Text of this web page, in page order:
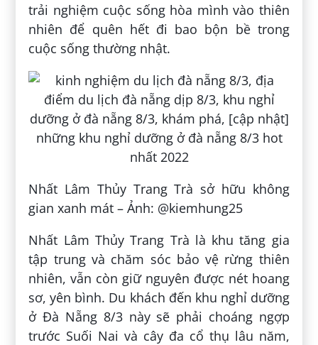
trải nghiệm cuộc sống hòa mình vào thiên
nhiên để quên hết đi bao bộn bề trong
cuộc sống thường nhật.
Nhất Lâm Thủy Trang Trà sở hữu không
gian xanh mát – Ảnh: @kiemhung25
Nhất Lâm Thủy Trang Trà là khu tăng gia
tập trung và chăm sóc bảo vệ rừng thiên
nhiên, vẫn còn giữ nguyên được nét hoang
sơ, yên bình. Du khách đến khu nghỉ dưỡng
ở Đà Nẵng 8/3 này sẽ phải choáng ngợp
trước Suối Nai và cây đa cổ thụ lâu năm,